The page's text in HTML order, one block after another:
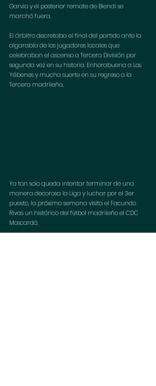
Garvia y el posterior remate de Biendi se
marchó fuera.
El árbitro decretaba el final del partido ante la
algarabía de los jugadores locales que
celebraban el ascenso a Tercera División por
segunda vez en su historia. Enhorabuena a Los
Yébenes y mucha suerte en su regreso a la
Tercera madrileña.
Ya tan solo queda intentar terminar de una
manera decorosa la Liga y luchar por el 3er
puesto, la próxima semana visita el Facundo
Rivas un histórico del fútbol madrileño el CDC
Moscardó.